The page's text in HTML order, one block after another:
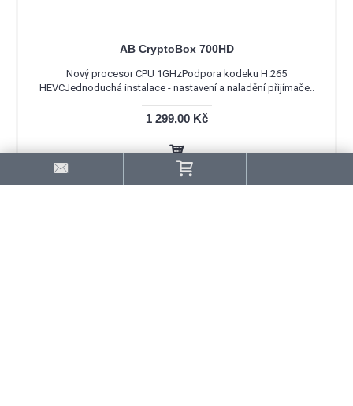
AB CryptoBox 700HD
Nový procesor CPU 1GHzPodpora kodeku H.265
HEVCJednoduchá instalace - nastavení a naladění přijímače..
1 299,00 Kč